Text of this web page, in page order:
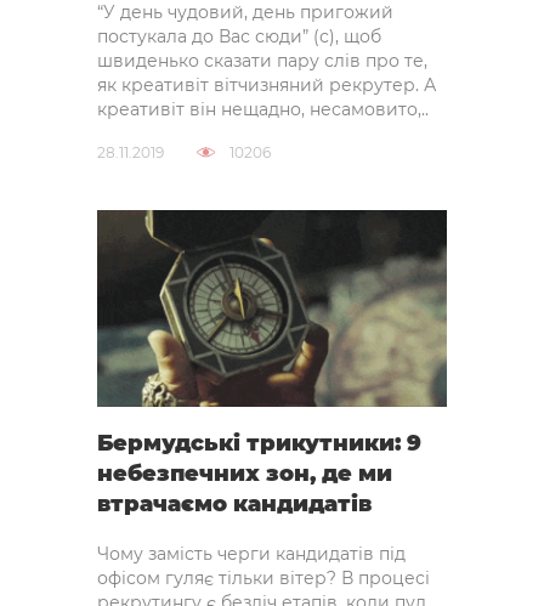
“У день чудовий, день пригожий
постукала до Вас сюди” (с), щоб
швиденько сказати пару слів про те,
як креативіт вітчизняний рекрутер. А
креативіт він нещадно, несамовито,..
28.11.2019 10206
Бермудські трикутники: 9
небезпечних зон, де ми
втрачаємо кандидатів
Чому замість черги кандидатів під
офісом гуляє тільки вітер? В процесі